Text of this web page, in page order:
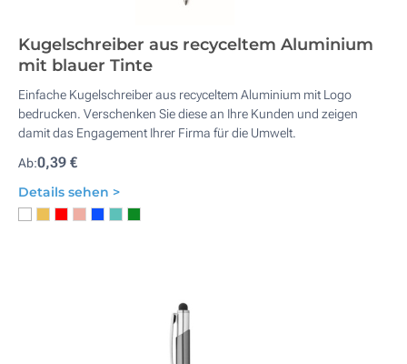
Kugelschreiber aus recyceltem Aluminium
mit blauer Tinte
Einfache Kugelschreiber aus recyceltem Aluminium mit Logo
bedrucken. Verschenken Sie diese an Ihre Kunden und zeigen
damit das Engagement Ihrer Firma für die Umwelt.
Ab:0,39 €
Details sehen >